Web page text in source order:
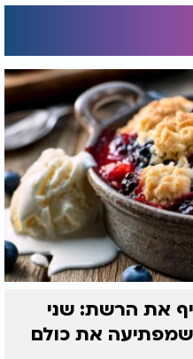
את הרשת: שני
את כולם